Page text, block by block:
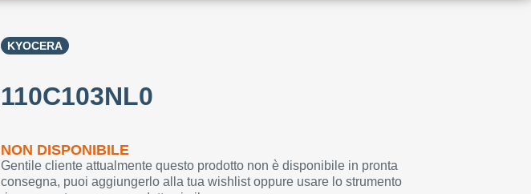
KYOCERA
110C103NL0
NON DISPONIBILE
Gentile cliente attualmente questo prodotto non è disponibile in pronta
consegna, puoi aggiungerlo alla tua wishlist oppure usare lo strumento